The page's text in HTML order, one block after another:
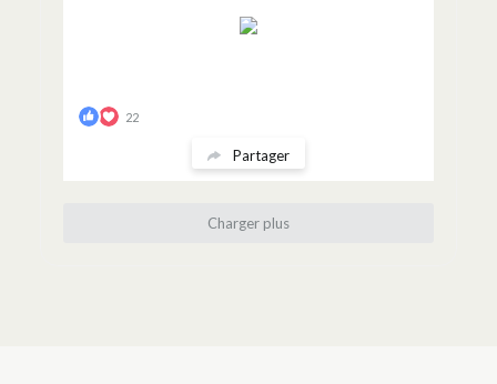
22
Partager
Charger plus